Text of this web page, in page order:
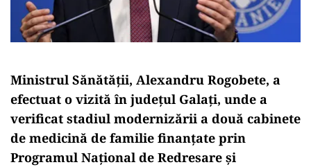
Ministrul Sănătății, Alexandru Rogobete, a
efectuat o vizită în județul Galați, unde a
verificat stadiul modernizării a două cabinete
de medicină de familie finanțate prin
Programul Național de Redresare și